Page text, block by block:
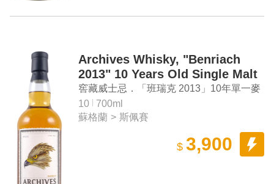
Archives Whisky, "Benriach
2013" 10 Years Old Single Malt
Scotch Whisky
窖藏威士忌．「班瑞克 2013」10年單一麥
芽蘇格蘭威士忌
10
700ml
蘇格蘭 > 斯佩賽
$ 3,900